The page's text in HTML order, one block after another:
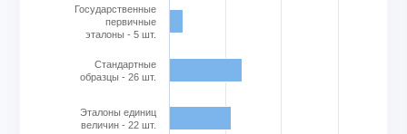
Государственные
первичные
эталоны - 5 шт.
Стандартные
образцы - 26 шт.
Эталоны единиц
величин - 22 шт.